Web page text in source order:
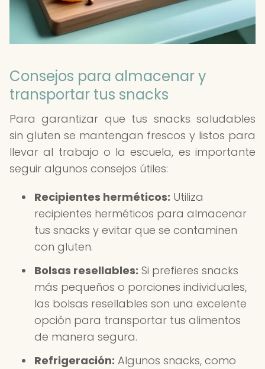
Consejos para almacenar y
transportar tus snacks
Para garantizar que tus snacks saludables
sin gluten se mantengan frescos y listos para
llevar al trabajo o la escuela, es importante
seguir algunos consejos útiles:
Recipientes herméticos: Utiliza
recipientes herméticos para almacenar
tus snacks y evitar que se contaminen
con gluten.
Bolsas resellables: Si prefieres snacks
más pequeños o porciones individuales,
las bolsas resellables son una excelente
opción para transportar tus alimentos
de manera segura.
Refrigeración: Algunos snacks, como